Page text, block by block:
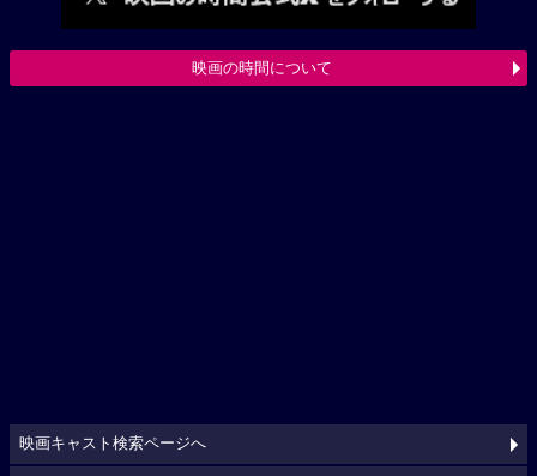
映画の時間について
映画キャスト検索ページへ